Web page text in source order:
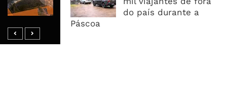
do país durante a
Páscoa
Fibra Óptica Em África